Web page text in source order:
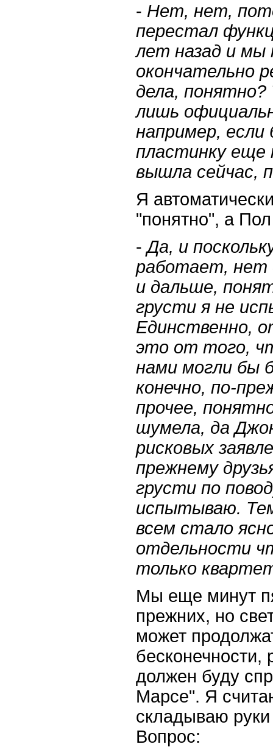
- Нет, нет,
перестал
лет назад и мы
окончательно
дела,
лишь
например, если
пластинку еще
вышла сейчас,
Я
"понятно", а
-Да, и
работает, нет
и дальше,
грусти я не
Единственно,
это от того,
нами могли бы
конечно, по-
прочее,
шумела, да
рисковых
прежнему
грусти по
испытываю.
всем стало
отдельности
только
Мы еще минут
прежних, но
может
бесконечности,
должен буду
Марсе". Я
складываю
Вопрос: